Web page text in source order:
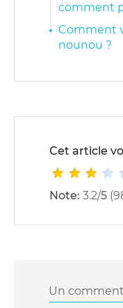
comment
Comment
nounou ?
Cet article
Note: 3.2/5 (
Un